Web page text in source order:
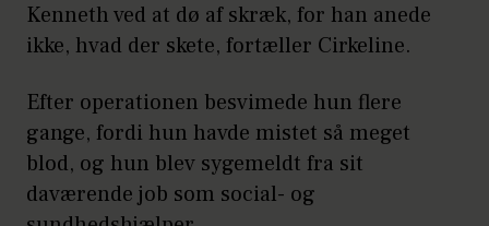
Kenneth ved at dø af skræk, for han anede
ikke, hvad der skete, fortæller Cirkeline.
Efter operationen besvimede hun flere
gange, fordi hun havde mistet så meget
blod, og hun blev sygemeldt fra sit
daværende job som social- og